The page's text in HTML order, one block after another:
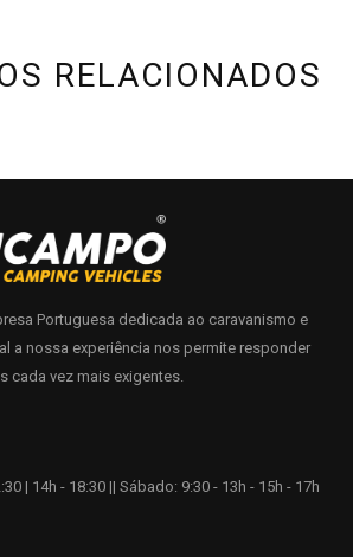
RELACIONADOS
Portuguesa dedicada ao caravanismo e
a nossa experiência nos permite responder
cada vez mais exigentes.
| 14h - 18:30 || Sábado: 9:30 - 13h - 15h - 17h